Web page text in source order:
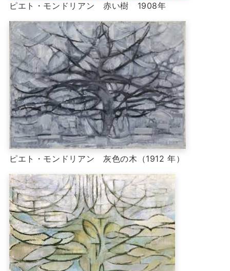
ピエト・モンドリアン 赤い樹 1908年
ピエト・モンドリアン 灰色の木（1912 年）